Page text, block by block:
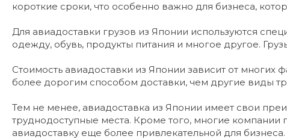
короткие сроки, что особенно важно для бизнеса,
Для авиадоставки грузов из Японии используются
одежду, обувь, продукты питания и многое другое.
Стоимость авиадоставки из Японии зависит от многих
более дорогим способом доставки, чем другие виды
Тем не менее, авиадоставка из Японии имеет свои
труднодоступные места. Кроме того, многие компании
авиадоставку еще более привлекательной для бизнеса.